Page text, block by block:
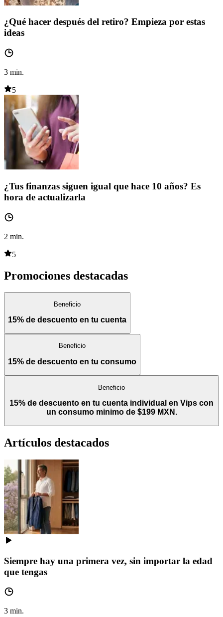
¿Qué hacer después del retiro? Empieza por estas
ideas
3 min.
5
¿Tus finanzas siguen igual que hace 10 años? Es
hora de actualizarla
2 min.
5
Promociones destacadas
Beneficio
15% de descuento en tu cuenta
Beneficio
15% de descuento en tu consumo
Beneficio
15% de descuento en tu cuenta individual en Vips con
un consumo minimo de $199 MXN.
Artículos destacados
Siempre hay una primera vez, sin importar la edad
que tengas
3 min.